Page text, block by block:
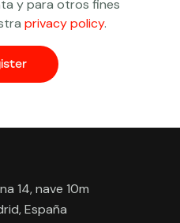
y para otros fines
privacy policy.
14, nave 10m
España